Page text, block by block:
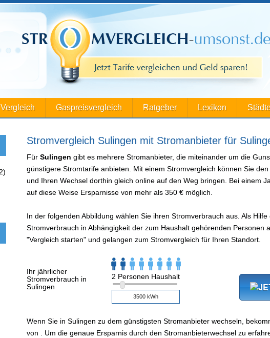
Vergleich Gaspreisvergleich Ratgeber Lexikon
Stromvergleich Sulingen mit Stromanbieter für
Für Sulingen gibt es mehrere Stromanbieter, die miteinander um die
günstigere Stromtarife anbieten. Mit einem Stromvergleich können Sie
und Ihren Wechsel dorthin gleich online auf den Weg bringen. Bei einem
auf diese Weise Ersparnisse von mehr als 350 € möglich.
In der folgenden Abbildung wählen Sie ihren Stromverbrauch aus. Als
Stromverbrauch in Abhängigkeit der zum Haushalt gehörenden Personen
"Vergleich starten" und gelangen zum Stromvergleich für Ihren Standort.
Ihr jährlicher
Stromverbrauch in
Sulingen
2 Personen Haushalt
Wenn Sie in Sulingen zu dem günstigsten Stromanbieter wechseln,
von . Um die genaue Ersparnis durch den Stromanbieterwechsel zu